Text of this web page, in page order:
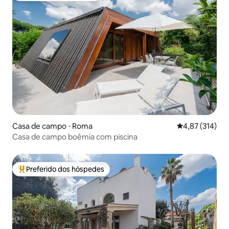
Casa de campo ⋅ Roma 4,87 de uma
4,87 (314)
Casa de campo boêmia com piscina
Entre os melhores preferidos dos hóspedes
Preferido dos hóspedes